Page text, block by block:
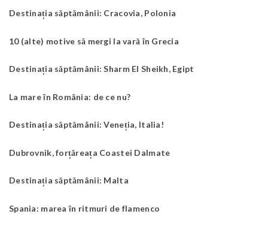
Destinația săptămânii: Cracovia, Polonia
10 (alte) motive să mergi la vară în Grecia
Destinația săptămânii: Sharm El Sheikh, Egipt
La mare în România: de ce nu?
Destinația săptămânii: Veneția, Italia!
Dubrovnik, forțăreața Coastei Dalmate
Destinația săptămânii: Malta
Spania: marea în ritmuri de flamenco